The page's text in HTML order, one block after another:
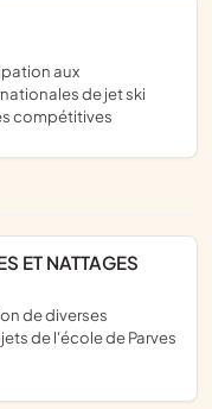
de jet ski
compétitives
ET NATTAGES
de l'école de Parves